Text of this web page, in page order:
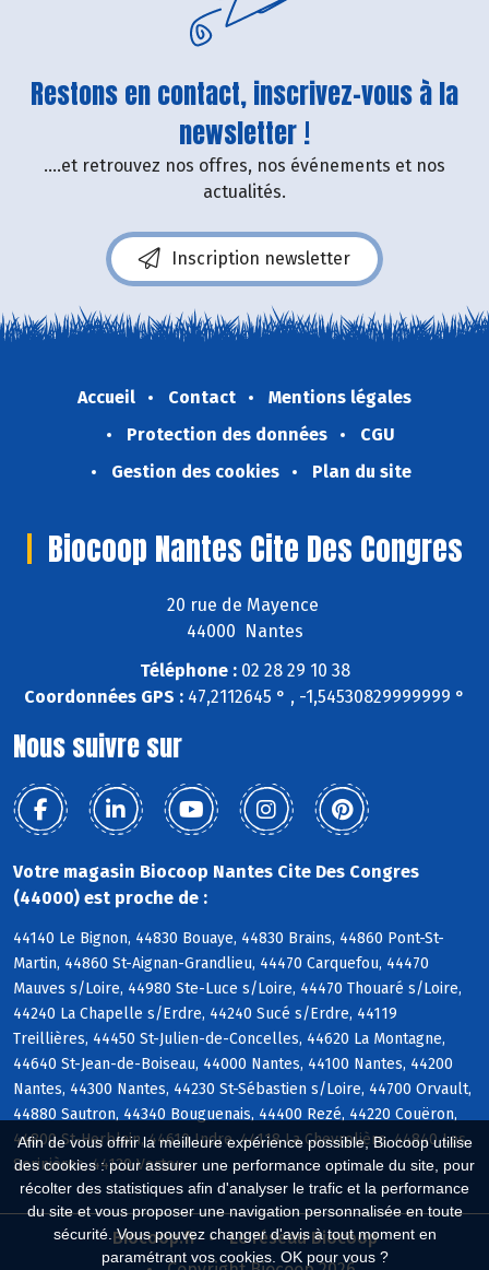
Afin de vous offrir la meilleure expérience possible, Biocoop utilise
des cookies : pour assurer une performance optimale du site, pour
récolter des statistiques afin d'analyser le trafic et la performance
du site et vous proposer une navigation personnalisée en toute
sécurité. Vous pouvez changer d'avis à tout moment en
paramétrant vos cookies. OK pour vous ?
Restons en contact, inscrivez-vous à la
newsletter !
....et retrouvez nos offres, nos événements et nos
actualités.
Inscription newsletter
Accueil Contact
Mentions légales
Protection des données
CGU
Gestion des cookies
Plan du site
Biocoop Nantes Cite Des Congres
20 rue de Mayence
44000 Nantes
Téléphone :02 28 29 10 38
Coordonnées GPS : 47,2112645 ° , -1,54530829999999 °
Nous suivre sur
Votre magasin Biocoop Nantes Cite Des Congres
(44000) est proche de :
44140 Le Bignon, 44830 Bouaye, 44830 Brains, 44860 Pont-St-
Martin, 44860 St-Aignan-Grandlieu, 44470 Carquefou, 44470
Mauves s/Loire, 44980 Ste-Luce s/Loire, 44470 Thouaré s/Loire,
44240 La Chapelle s/Erdre, 44240 Sucé s/Erdre, 44119
Treillières, 44450 St-Julien-de-Concelles, 44620 La Montagne,
44640 St-Jean-de-Boiseau, 44000 Nantes, 44100 Nantes, 44200
Nantes, 44300 Nantes, 44230 St-Sébastien s/Loire, 44700 Orvault,
44880 Sautron, 44340 Bouguenais, 44400 Rezé, 44220 Couëron,
44800 St-Herblain, 44610 Indre, 44118 La Chevrolière, 44840 Les
Sorinières, 44120 Vertou
Biocoop.fr
Le réseau Biocoop